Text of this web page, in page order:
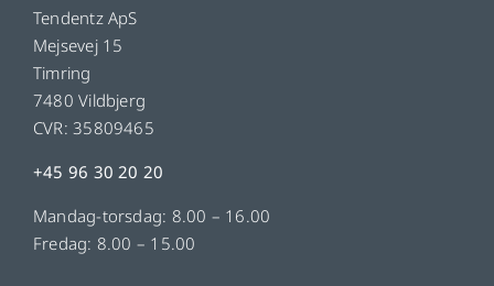
Tendentz ApS
Mejsevej 15
Timring
7480 Vildbjerg
CVR: 35809465
+45 96 30 20 20
Mandag-torsdag: 8.00 – 16.00
Fredag: 8.00 – 15.00